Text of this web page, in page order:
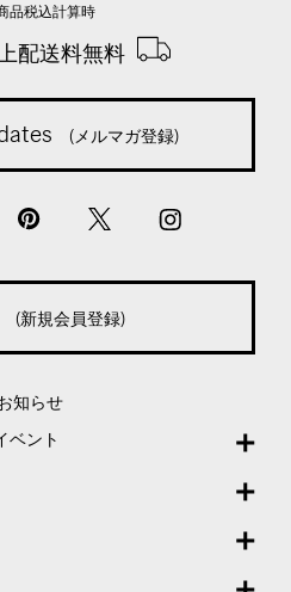
品税込計算時
配送料無料
(メルマガ登録)
(新規会員登録)
知らせ
ベント